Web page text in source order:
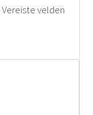
Vereiste velden